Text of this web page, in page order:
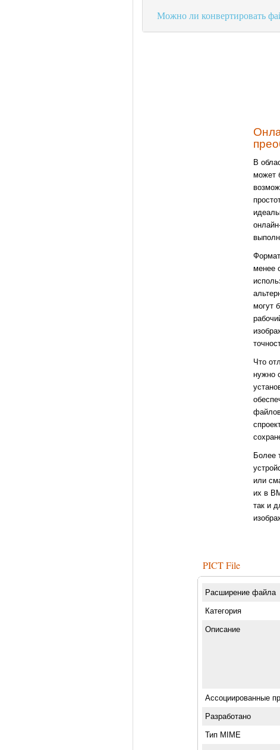
Можно ли конвертировать
В
может
менее
могут
Что
нужно
Более
или
их в
так и
PICT File
Расширение файла
Категория
Описание
Ассоциированные
Разработано
Тип MIME